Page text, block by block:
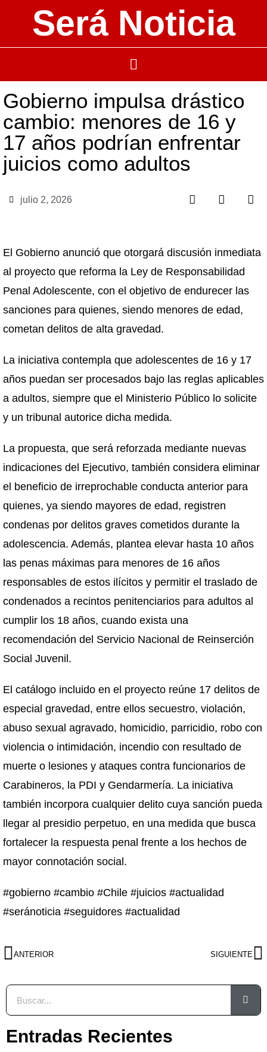
Será Noticia
Gobierno impulsa drástico
cambio: menores de 16 y
17 años podrían enfrentar
juicios como adultos
julio 2, 2026
El Gobierno anunció que otorgará discusión inmediata
al proyecto que reforma la Ley de Responsabilidad
Penal Adolescente, con el objetivo de endurecer las
sanciones para quienes, siendo menores de edad,
cometan delitos de alta gravedad.
La iniciativa contempla que adolescentes de 16 y 17
años puedan ser procesados bajo las reglas aplicables
a adultos, siempre que el Ministerio Público lo solicite
y un tribunal autorice dicha medida.
La propuesta, que será reforzada mediante nuevas
indicaciones del Ejecutivo, también considera eliminar
el beneficio de irreprochable conducta anterior para
quienes, ya siendo mayores de edad, registren
condenas por delitos graves cometidos durante la
adolescencia. Además, plantea elevar hasta 10 años
las penas máximas para menores de 16 años
responsables de estos ilícitos y permitir el traslado de
condenados a recintos penitenciarios para adultos al
cumplir los 18 años, cuando exista una
recomendación del Servicio Nacional de Reinserción
Social Juvenil.
El catálogo incluido en el proyecto reúne 17 delitos de
especial gravedad, entre ellos secuestro, violación,
abuso sexual agravado, homicidio, parricidio, robo con
violencia o intimidación, incendio con resultado de
muerte o lesiones y ataques contra funcionarios de
Carabineros, la PDI y Gendarmería. La iniciativa
también incorpora cualquier delito cuya sanción pueda
llegar al presidio perpetuo, en una medida que busca
fortalecer la respuesta penal frente a los hechos de
mayor connotación social.
#gobierno #cambio #Chile #juicios #actualidad
#seránoticia #seguidores #actualidad
ANTERIOR SIGUIENTE
Entradas Recientes